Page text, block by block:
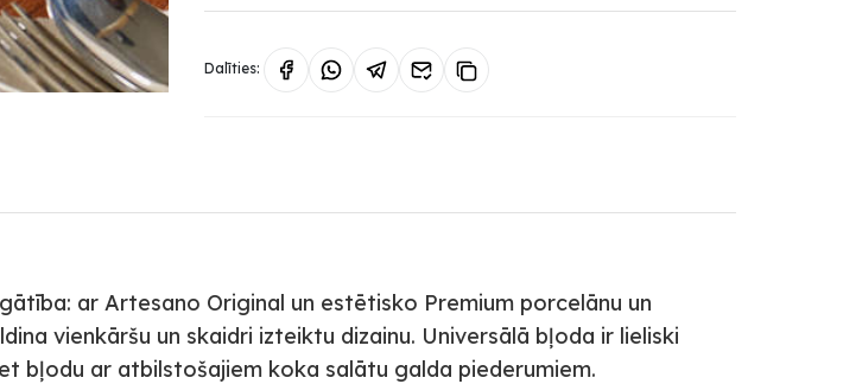
Dalīties:
ar Artesano Original un estētisko Premium porcelānu un
vienkāršu un skaidri izteiktu dizainu. Universālā bļoda ir lieliski
bļodu ar atbilstošajiem koka salātu galda piederumiem.